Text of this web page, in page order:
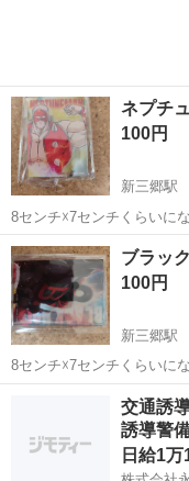
ネプチ
100円
新三郷駅
8センチ☓7センチくらいに
ださい 自宅での保管のた
クレームノーリターンでお
埼玉 三郷市 新三郷
ブラッ
100円
新三郷駅
8センチ☓7センチくらいに
ださい 自宅での保管のた
クレームノーリターンでお
新三
交通誘
誘導警
日給1